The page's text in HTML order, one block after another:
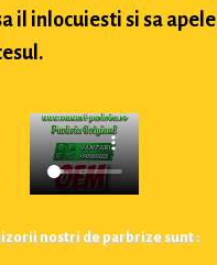
il inlocuiesti si sa
nostri de parbrize sunt :